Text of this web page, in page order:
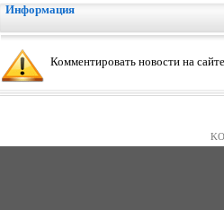
Информация
Комментировать новости на